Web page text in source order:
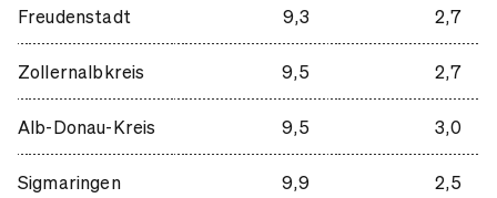
Freudenstadt 9,3 2,7
Zollernalbkreis 9,5 2,7
Alb-Donau-Kreis 9,5 3,0
Sigmaringen 9,9 2,5